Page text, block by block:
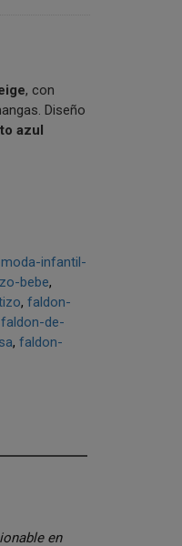
, con
Diseño
azul
infantil-
bebe
faldon-
faldon-de-
faldon-
en